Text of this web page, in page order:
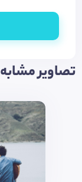
تصاویر مشابه